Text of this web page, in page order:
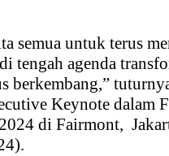
semua untuk terus
tengah agenda
berkembang,”
Keynote dalam
di Fairmont,